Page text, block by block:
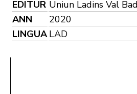
EDITUR Uniun Ladins Val
ANN
2020
LINGUA LAD